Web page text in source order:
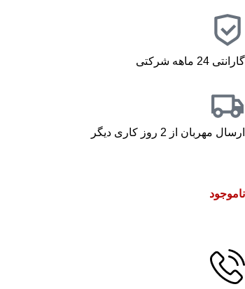
گارانتی 24 ماهه شرکتی
ارسال مهربان از 2 روز کاری دیگر
ناموجود